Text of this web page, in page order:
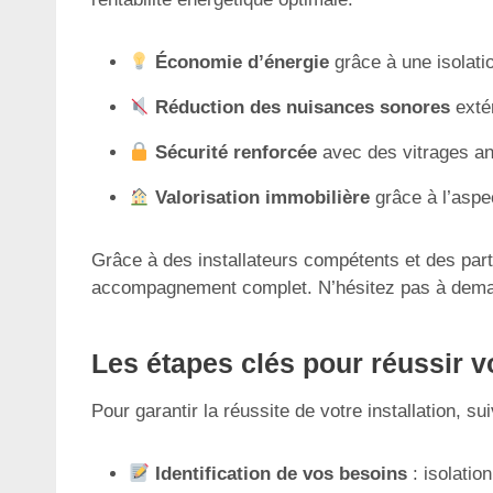
Économie d’énergie grâce à une
Réduction des nuisances sonores
Sécurité renforcée avec des vitrages
Valorisation immobilière grâce à
Grâce à des installateurs compétents et des
accompagnement complet. N’hésitez pas à
Les étapes clés pour réussir
Pour garantir la réussite de votre installation,
Identification de vos besoins :